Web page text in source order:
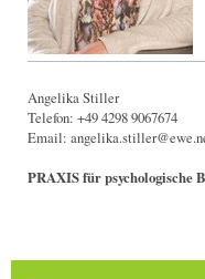
Angelika Stiller
Telefon: +49 4298 9067674
Email:
PRAXIS für psychologische